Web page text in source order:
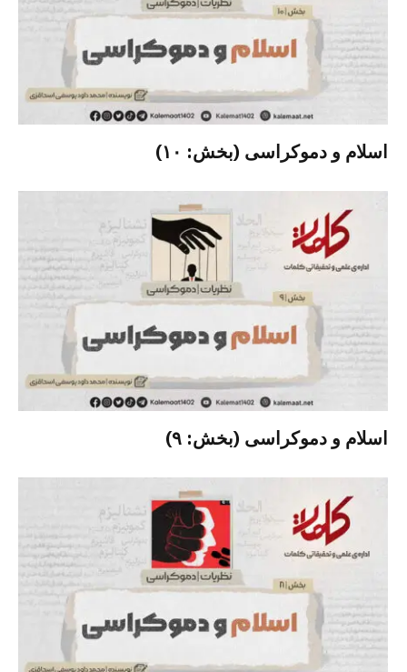
اسلام و دموکراسی (بخش: ۱۰)
اسلام و دموکراسی (بخش: ۹)